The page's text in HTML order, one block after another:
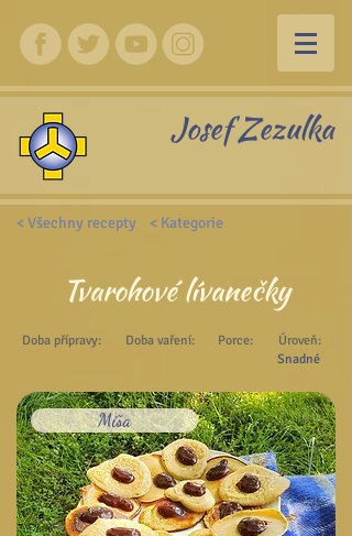
Josef Zezulka
< Všechny recepty < Kategorie
Tvarohové lívanečky
Doba přípravy: Doba vaření: Porce:
Úroveň:
Snadné
Míša